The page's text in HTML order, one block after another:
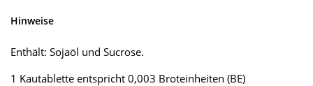
Hinweise
Enthält: Sojaöl und Sucrose.
1 Kautablette entspricht 0,003 Broteinheiten (BE)